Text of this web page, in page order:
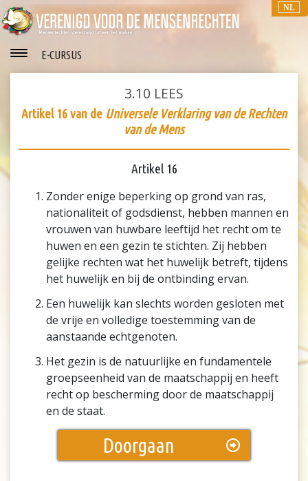
NL
E-CURSUS
3.10 LEES
Artikel 16 van de Universele Verklaring van de Rechten
van de Mens
Artikel 16
Zonder enige beperking op grond van ras,
nationaliteit of godsdienst, hebben mannen en
vrouwen van huwbare leeftijd het recht om te
huwen en een gezin te stichten. Zij hebben
gelijke rechten wat het huwelijk betreft, tijdens
het huwelijk en bij de ontbinding ervan.
Een huwelijk kan slechts worden gesloten met
de vrije en volledige toestemming van de
aanstaande echtgenoten.
Het gezin is de natuurlijke en fundamentele
groepseenheid van de maatschappij en heeft
recht op bescherming door de maatschappij
en de staat.
Doorgaan